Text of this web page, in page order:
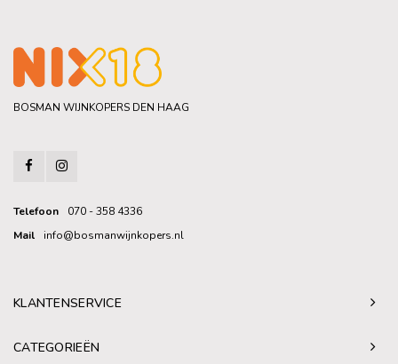
BOSMAN WIJNKOPERS DEN HAAG
Telefoon
070 - 358 4336
Mail
info@bosmanwijnkopers.nl
KLANTENSERVICE
CATEGORIEËN